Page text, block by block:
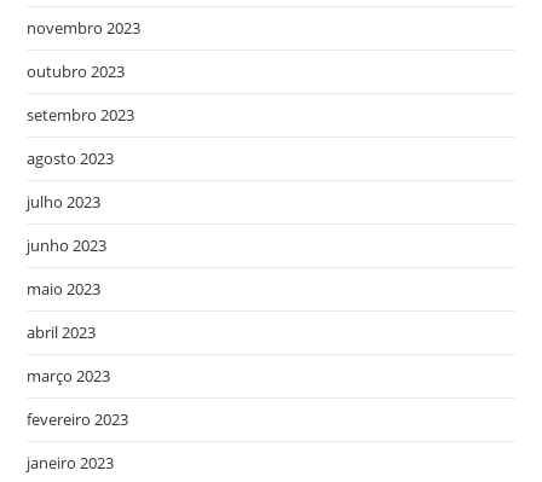
novembro 2023
outubro 2023
setembro 2023
agosto 2023
julho 2023
junho 2023
maio 2023
abril 2023
março 2023
fevereiro 2023
janeiro 2023